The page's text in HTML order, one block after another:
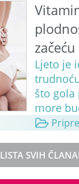
začeću
Ljeto je
što gola
more
LISTA SVIH